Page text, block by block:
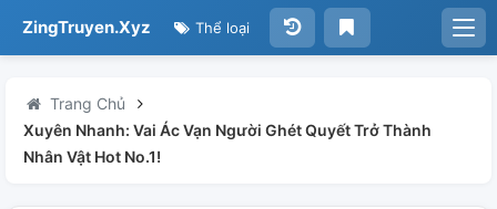
ZingTruyen.Xyz Thể loại
Trang Chủ
Xuyên Nhanh: Vai Ác Vạn Người Ghét Quyết Trở Thành
Nhân Vật Hot No.1!